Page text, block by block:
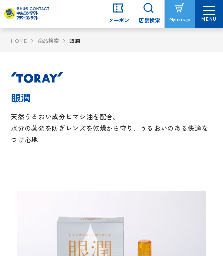
クーポン 店舗検索 Mylens.jp MENU
HOME 商品検索 眼潤
眼潤
天然うるおい成分ヒマシ油を配合。
水分の蒸発を防ぎレンズを乾燥から守り、うるおいのある快適な
つけ心地
クーポン 店舗検索 Mylens.jp MENU